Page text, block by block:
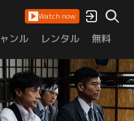
Watch now
ンル レンタル 無料